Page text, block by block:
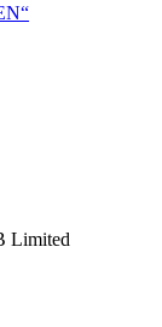
Limited